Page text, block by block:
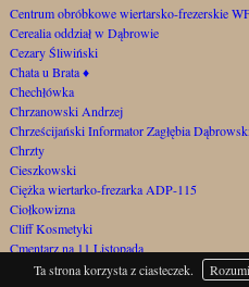
Centrum obróbkowe wiertarsko-frezerskie
Cerealia oddział w Dąbrowie
Cezary Śliwiński
Chata u Brata♦
Chechłówka
Chrzanowski Andrzej
Chrześcijański Informator Zagłębia
Chrzty
Cieszkowski
Ciężka wiertarko-frezarka ADP-115
Ciołkowizna
Cliff Kosmetyki
Cmentarz na 11 Listopada
Cmentarz na Górce Gołonoskiej
Ta strona korzysta z ciasteczek.